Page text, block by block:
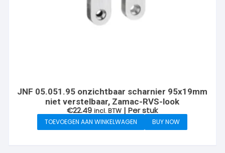
JNF 05.051.95 onzichtbaar scharnier 95x19mm
niet verstelbaar, Zamac-RVS-look
€22.49 incl. BTW | Per stuk
TOEVOEGEN AAN WINKELWAGEN BUY NOW